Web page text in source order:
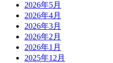
2026年5月
2026年4月
2026年3月
2026年2月
2026年1月
2025年12月